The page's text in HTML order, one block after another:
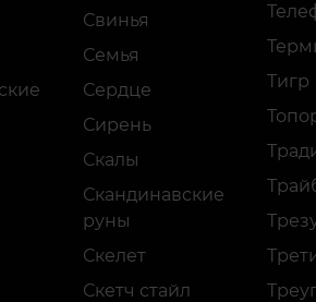
Свинья
Семья
Сердце
Сирень
Скалы
Скандинавские
руны
Скелет
Скетч стайл
Тигр